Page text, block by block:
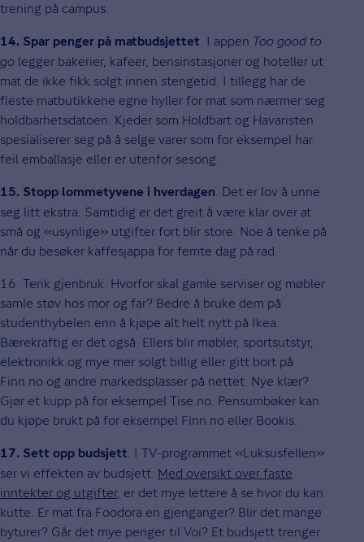
trening på campus.
14. Spar penger på matbudsjettet. I appen Too good to
go legger bakerier, kafeer, bensinstasjoner og hoteller ut
mat de ikke fikk solgt innen stengetid. I tillegg har de
fleste matbutikkene egne hyller for mat som nærmer seg
holdbarhetsdatoen. Kjeder som Holdbart og Havaristen
spesialiserer seg på å selge varer som for eksempel har
feil emballasje eller er utenfor sesong.
15. Stopp lommetyvene i hverdagen. Det er lov å unne
seg litt ekstra. Samtidig er det greit å være klar over at
små og «usynlige» utgifter fort blir store. Noe å tenke på
når du besøker kaffesjappa for femte dag på rad.
16. Tenk gjenbruk. Hvorfor skal gamle serviser og møbler
samle støv hos mor og far? Bedre å bruke dem på
studenthybelen enn å kjøpe alt helt nytt på Ikea.
Bærekraftig er det også. Ellers blir møbler, sportsutstyr,
elektronikk og mye mer solgt billig eller gitt bort på
Finn.no og andre markedsplasser på nettet. Nye klær?
Gjør et kupp på for eksempel Tise.no. Pensumbøker kan
du kjøpe brukt på for eksempel Finn.no eller Bookis.
17. Sett opp budsjett. I TV-programmet «Luksusfellen»
ser vi effekten av budsjett. Med oversikt over faste
inntekter og utgifter, er det mye lettere å se hvor du kan
kutte. Er mat fra Foodora en gjenganger? Blir det mange
byturer? Går det mye penger til Voi? Et budsjett trenger